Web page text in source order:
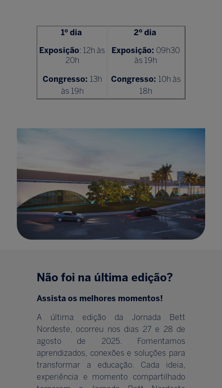
1º dia
Exposição: 12h às
20h
Congresso: 13h
às 19h
2º dia
Exposição: 09h30
às 19h
Congresso: 10h às
18h
Não foi na última edição?
Assista os melhores momentos!
A última edição da Jornada Bett
Nordeste, ocorreu nos dias 27 e 28 de
agosto de 2025. Fomentamos
aprendizados, conexões e soluções para
transformar a educação. Cada ideia,
experiência e momento compartilhado